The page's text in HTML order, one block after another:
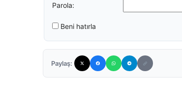
Parola:
Beni hatırla
Paylaş: